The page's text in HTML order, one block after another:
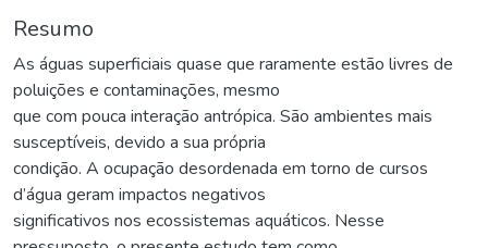
Resumo
As águas superficiais quase que raramente estão livres de
poluições e contaminações, mesmo
que com pouca interação antrópica. São ambientes mais
susceptíveis, devido a sua própria
condição. A ocupação desordenada em torno de cursos
d’água geram impactos negativos
significativos nos ecossistemas aquáticos. Nesse